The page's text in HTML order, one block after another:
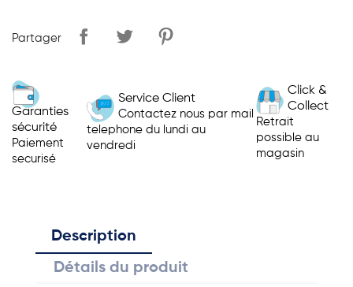
Partager
Garanties
sécurité
Paiement
securisé
Service Client
Contactez nous par mail
telephone du lundi au
vendredi
Click &
Collect
Retrait
possible au
magasin
Description
Détails du produit